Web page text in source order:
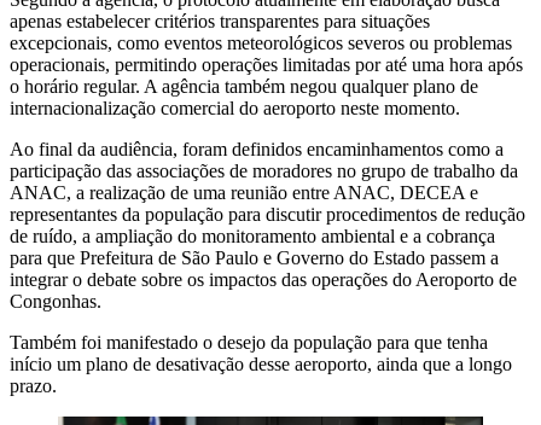
apenas estabelecer critérios transparentes para situações
excepcionais, como eventos meteorológicos severos ou problemas
operacionais, permitindo operações limitadas por até uma hora após
o horário regular. A agência também negou qualquer plano de
internacionalização comercial do aeroporto neste momento.
Ao final da audiência, foram definidos encaminhamentos como a
participação das associações de moradores no grupo de trabalho da
ANAC, a realização de uma reunião entre ANAC, DECEA e
representantes da população para discutir procedimentos de redução
de ruído, a ampliação do monitoramento ambiental e a cobrança
para que Prefeitura de São Paulo e Governo do Estado passem a
integrar o debate sobre os impactos das operações do Aeroporto de
Congonhas.
Também foi manifestado o desejo da população para que tenha
início um plano de desativação desse aeroporto, ainda que a longo
prazo.